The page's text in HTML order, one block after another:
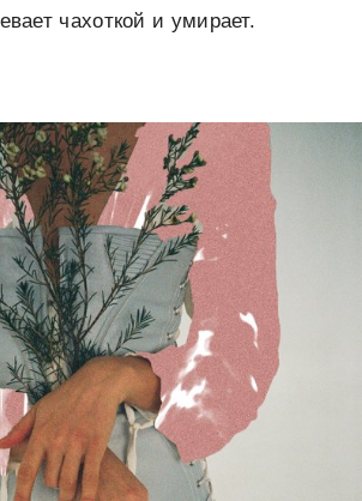
чахоткой и умирает.